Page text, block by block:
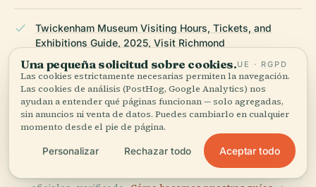
Twickenham Museum Visiting Hours, Tickets, and
Exhibitions Guide, 2025, Visit Richmond
Richmond Borough Cultural Partnership Strategy, 2015-
2019, London Borough of Richmond upon Thames
ÚLTIMA REVISIÓN: APRIL 2026
Una pequeña solicitud sobre cookies.UE · RGPD
Las cookies estrictamente necesarias permiten la navegación.
Las cookies de análisis (PostHog, Google Analytics) nos
ayudan a entender qué páginas funcionan — solo agregadas,
sin anuncios ni venta de datos. Puedes cambiarlo en cualquier
momento desde el pie de página.
Personalizar Rechazar todo Aceptar todo